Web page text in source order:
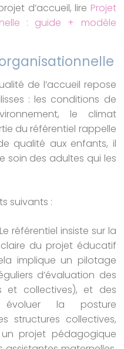
d’accueil, lire Projet
: guide + modèle
de l’accueil repose
: les conditions de
le climat
du référentiel rappelle
qualité aux enfants, il
soin des adultes qui les
suivants :
référentiel insiste sur la
du projet éducatif
implique un pilotage
d’évaluation des
et collectives), et des
la posture
structures collectives,
projet pédagogique